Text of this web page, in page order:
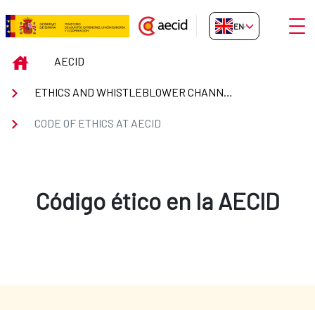
Skip to Main Content
Code of Ethics at Aecid
EN-GB
INICIOAECID
ETHICS AND WHISTLEBLOWER CHANNEL
CODE OF ETHICS AT AECID
Código ético en la AECID